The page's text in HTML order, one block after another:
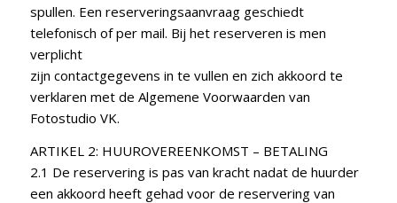
spullen. Een reserveringsaanvraag geschiedt
telefonisch of per mail. Bij het reserveren is men
verplicht
zijn contactgegevens in te vullen en zich akkoord te
verklaren met de Algemene Voorwaarden van
Fotostudio VK.
ARTIKEL 2: HUUROVEREENKOMST – BETALING
2.1 De reservering is pas van kracht nadat de huurder
een akkoord heeft gehad voor de reservering van